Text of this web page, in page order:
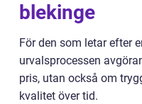
blekinge
För den som letar efter
urvalsprocessen
pris, utan också om
kvalitet över tid.